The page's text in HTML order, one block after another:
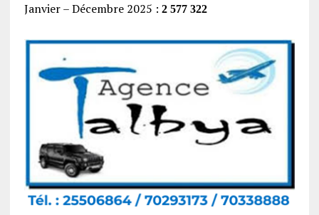
Janvier – Décembre 2025 : 2 577 322